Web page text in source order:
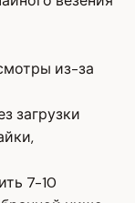
из-за
загрузки
7-10